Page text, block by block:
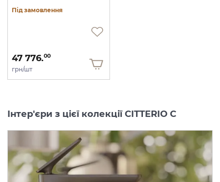
Під замовлення
47 776.00
грн/шт
Інтер'єри з цієї колекції CITTERIO C